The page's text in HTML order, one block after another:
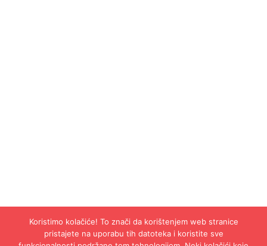
Koristimo kolačiće! To znači da korištenjem web stranice
pristajete na uporabu tih datoteka i koristite sve